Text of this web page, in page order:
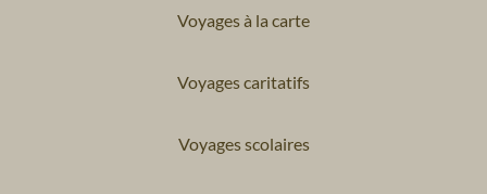
Voyages à la carte
Voyages caritatifs
Voyages scolaires